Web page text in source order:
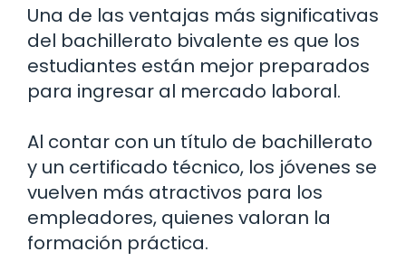
Una de las ventajas más significativas
del bachillerato bivalente es que los
estudiantes están mejor preparados
para ingresar al mercado laboral.
Al contar con un título de bachillerato
y un certificado técnico, los jóvenes se
vuelven más atractivos para los
empleadores, quienes valoran la
formación práctica.